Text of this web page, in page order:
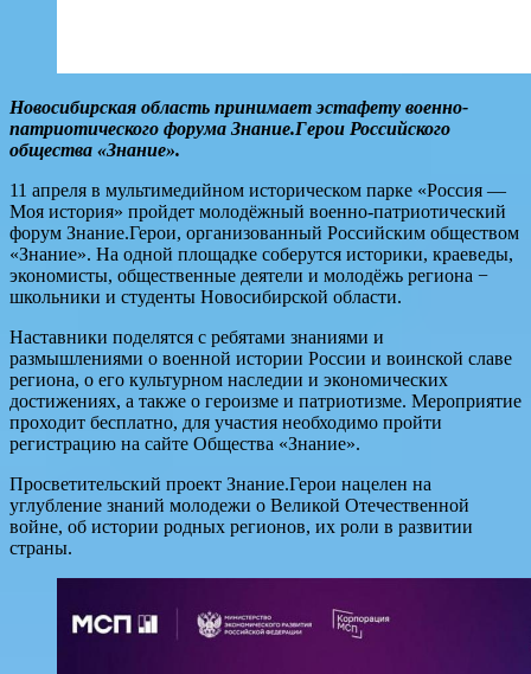
Новосибирская область принимает эстафету военно-
патриотического форума Знание.Герои Российского
общества «Знание».
11 апреля в мультимедийном историческом парке «Россия —
Моя история» пройдет молодёжный военно-патриотический
форум Знание.Герои, организованный Российским обществом
«Знание». На одной площадке соберутся историки, краеведы,
экономисты, общественные деятели и молодёжь региона −
школьники и студенты Новосибирской области.
Наставники поделятся с ребятами знаниями и
размышлениями о военной истории России и воинской славе
региона, о его культурном наследии и экономических
достижениях, а также о героизме и патриотизме. Мероприятие
проходит бесплатно, для участия необходимо пройти
регистрацию на сайте Общества «Знание».
Просветительский проект Знание.Герои нацелен на
углубление знаний молодежи о Великой Отечественной
войне, об истории родных регионов, их роли в развитии
страны.